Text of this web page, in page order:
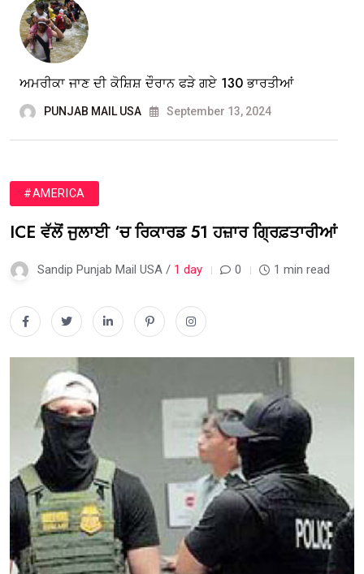
ਅਮਰੀਕਾ ਜਾਣ ਦੀ ਕੋਸ਼ਿਸ਼ ਦੌਰਾਨ ਫੜੇ ਗਏ 130 ਭਾਰਤੀਆਂ
PUNJAB MAIL USA September 13, 2024
#AMERICA
ICE ਵੱਲੋਂ ਜੁਲਾਈ ‘ਚ ਰਿਕਾਰਡ 51 ਹਜ਼ਾਰ ਗ੍ਰਿਫ਼ਤਾਰੀਆਂ
Sandip Punjab Mail USA / 1 day 0 1 min read